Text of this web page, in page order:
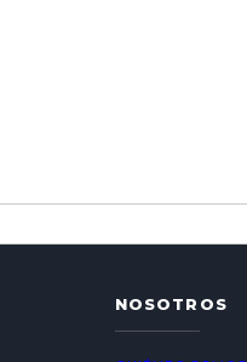
NOSOTROS